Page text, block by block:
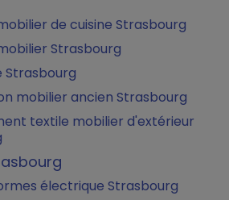
de cuisine Strasbourg
Strasbourg
Strasbourg
mobilier ancien Strasbourg
textile mobilier d'extérieur
électrique Strasbourg